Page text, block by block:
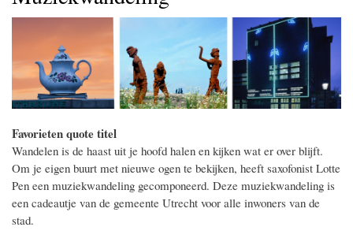
Favorieten quote titel
Wandelen is de haast uit je hoofd halen en kijken wat er over blijft.
Om je eigen buurt met nieuwe ogen te bekijken, heeft saxofonist Lotte
Pen een muziekwandeling gecomponeerd. Deze muziekwandeling is
een cadeautje van de gemeente Utrecht voor alle inwoners van de
stad.